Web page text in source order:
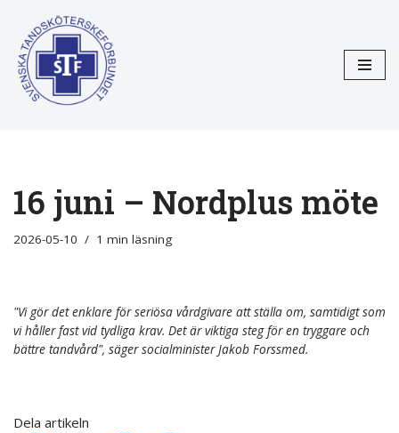
Hoppa
till
innehåll
16 juni – Nordplus möte
2026-05-10 1 min läsning
"Vi gör det enklare för seriösa vårdgivare att ställa om, samtidigt som
vi håller fast vid tydliga krav. Det är viktiga steg för en tryggare och
bättre tandvård", säger socialminister Jakob Forssmed.
Dela artikeln